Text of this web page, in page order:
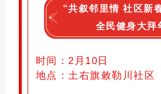
“共叙邻里情 社区新
全民健身大拜
时间：2月10日
地点：土右旗敕勒川社区